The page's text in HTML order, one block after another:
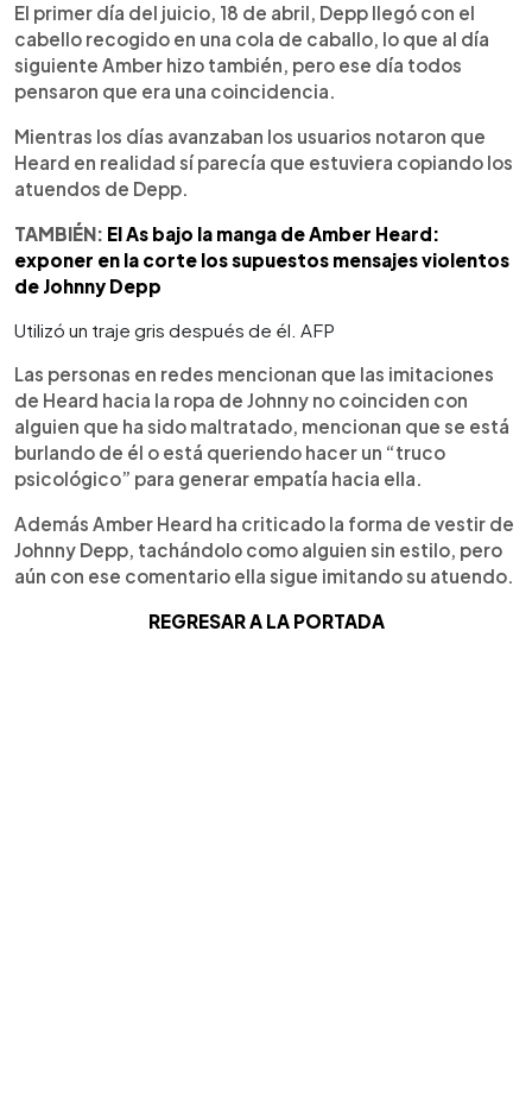
El primer día del juicio, 18 de abril, Depp llegó con el
cabello recogido en una cola de caballo, lo que al día
siguiente Amber hizo también, pero ese día todos
pensaron que era una coincidencia.
Mientras los días avanzaban los usuarios notaron que
Heard en realidad sí parecía que estuviera copiando los
atuendos de Depp.
TAMBIÉN: El As bajo la manga de Amber Heard:
exponer en la corte los supuestos mensajes violentos
de Johnny Depp
Utilizó un traje gris después de él. AFP
Las personas en redes mencionan que las imitaciones
de Heard hacia la ropa de Johnny no coinciden con
alguien que ha sido maltratado, mencionan que se está
burlando de él o está queriendo hacer un “truco
psicológico” para generar empatía hacia ella.
Además Amber Heard ha criticado la forma de vestir de
Johnny Depp, tachándolo como alguien sin estilo, pero
aún con ese comentario ella sigue imitando su atuendo.
REGRESAR A LA PORTADA